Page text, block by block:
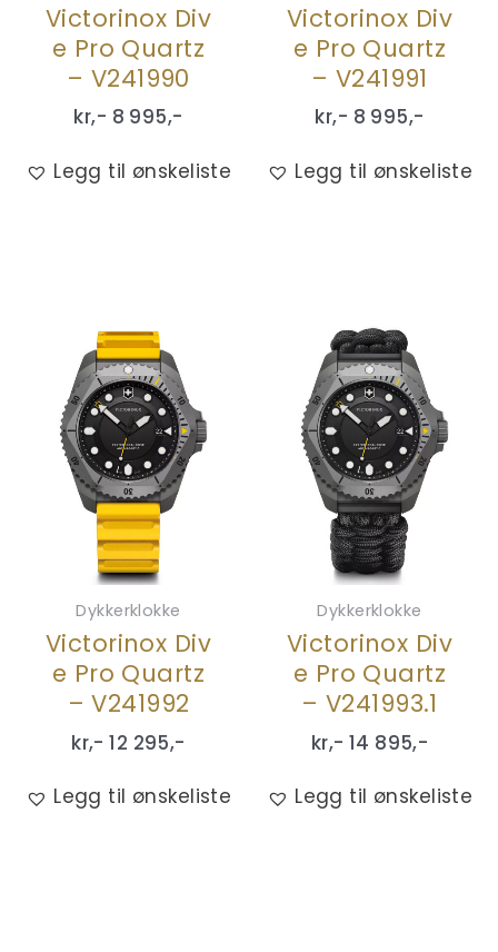
Victorinox Div
e Pro Quartz
– V241990
kr,- 8 995,-
Legg til ønskeliste
Victorinox Div
e Pro Quartz
– V241991
kr,- 8 995,-
Legg til ønskeliste
Dykkerklokke
Victorinox Div
e Pro Quartz
– V241992
kr,- 12 295,-
Legg til ønskeliste
Dykkerklokke
Victorinox Div
e Pro Quartz
– V241993.1
kr,- 14 895,-
Legg til ønskeliste